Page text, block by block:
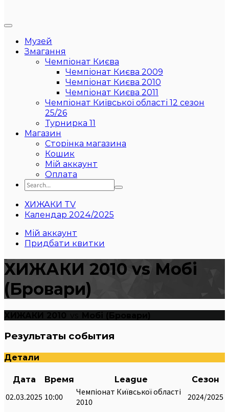
Музей
Змагання
Чемпіонат Києва
Чемпіонат Києва 2009
Чемпіонат Києва 2010
Чемпіонат Києва 2011
Чемпіонат Київської області 12 сезон
25/26
Турнирка 11
Магазин
Сторінка магазина
Кошик
Мій аккаунт
Оплата
ХИЖАКИ TV
Календар 2024/2025
Мій аккаунт
Придбати квитки
ХИЖАКИ 2010 vs Мобі
(Бровари)
Результаты события
Детали
Дата Время League Сезон
02.03.2025 10:00
Чемпіонат Київської області
2010
2024/2025